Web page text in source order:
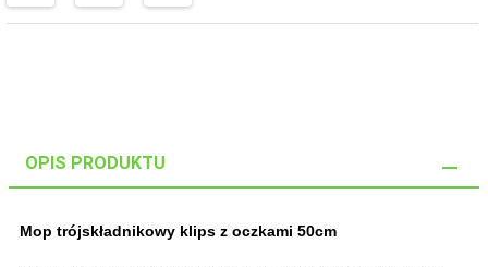
OPIS PRODUKTU
Mop trójskładnikowy klips z oczkami 50cm